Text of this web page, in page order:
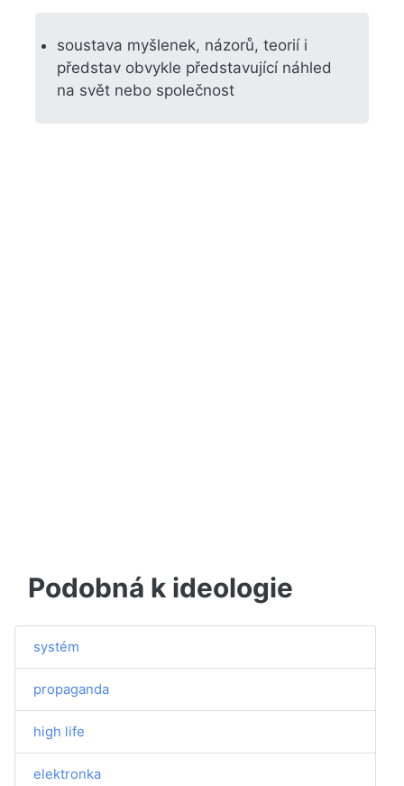
soustava myšlenek, názorů, teorií i
představ obvykle představující náhled
na svět nebo společnost
Podobná k ideologie
systém
propaganda
high life
elektronka